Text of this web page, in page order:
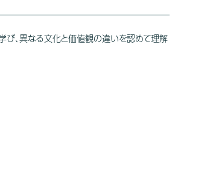
学び、異なる文化と価値観の違いを認めて理解